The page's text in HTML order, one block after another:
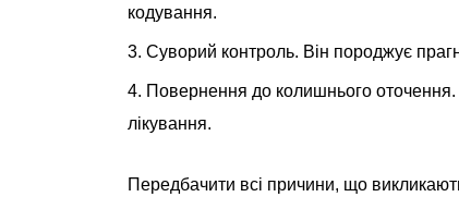
кодування.
Суворий контроль. Він породжує
Повернення до колишнього оточення.
лікування.
Передбачити всі причини, що